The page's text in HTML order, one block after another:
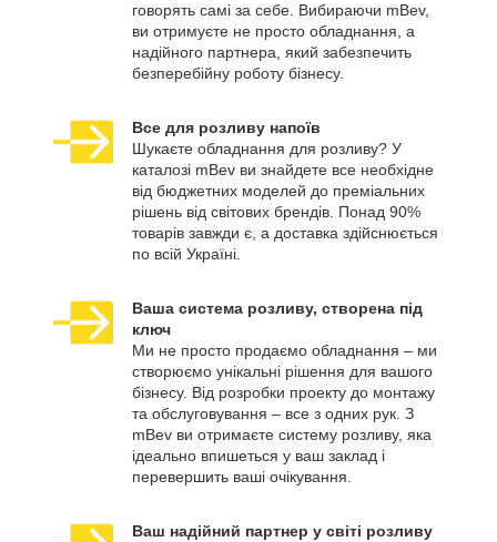
говорять самі за себе. Вибираючи mBev,
ви отримуєте не просто обладнання, а
надійного партнера, який забезпечить
безперебійну роботу бізнесу.
Все для розливу напоїв
Шукаєте обладнання для розливу? У
каталозі mBev ви знайдете все необхідне
від бюджетних моделей до преміальних
рішень від світових брендів. Понад 90%
товарів завжди є, а доставка здійснюється
по всій Україні.
Ваша система розливу, створена під
ключ
Ми не просто продаємо обладнання – ми
створюємо унікальні рішення для вашого
бізнесу. Від розробки проекту до монтажу
та обслуговування – все з одних рук. З
mBev ви отримаєте систему розливу, яка
ідеально впишеться у ваш заклад і
перевершить ваші очікування.
Ваш надійний партнер у світі розливу